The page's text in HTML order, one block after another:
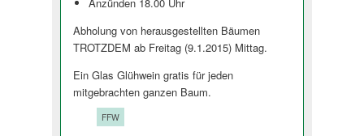
Anzünden 18.00 Uhr
Abholung von herausgestellten Bäumen
TROTZDEM ab Freitag (9.1.2015) Mittag.
Ein Glas Glühwein gratis für jeden
mitgebrachten ganzen Baum.
FFW